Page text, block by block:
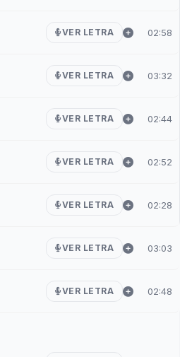
VER LETRA 02:58
VER LETRA 03:32
VER LETRA 02:44
VER LETRA 02:52
VER LETRA 02:28
VER LETRA 03:03
VER LETRA 02:48